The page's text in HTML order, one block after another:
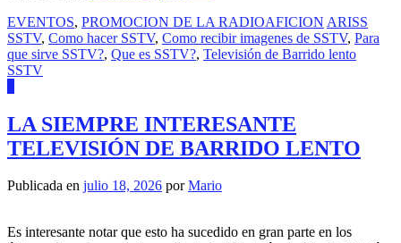
EVENTOS, PROMOCION DE LA RADIOAFICION ARISS
SSTV, Como hacer SSTV, Como recibir imagenes de SSTV, Para
que sirve SSTV?, Que es SSTV?, Televisión de Barrido lento
SSTV
LA SIEMPRE INTERESANTE
TELEVISIÓN DE BARRIDO LENTO
Publicada en julio 18, 2026 porMario
Es interesante notar que esto ha sucedido en gran parte en los